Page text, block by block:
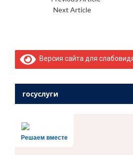
Next Article?️?День
Версия сайта для
госуслуги
Решаем вместе